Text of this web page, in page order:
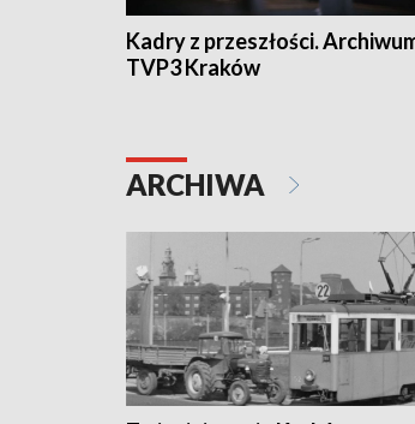
Kadry z przeszłości.
TVP3 Kraków
ARCHIWA